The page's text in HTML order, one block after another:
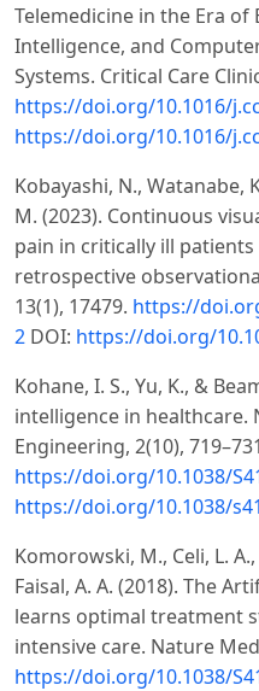
Telemedicine in the Era of
Intelligence, and
Systems. Critical Care
https://doi.org/10.1016/
https://doi.org/10.1016/
Kobayashi, N., Watanabe,
M. (2023). Continuous
pain in critically ill
retrospective
13(1), 17479. https://
2 DOI: https://doi.org/
Kohane, I. S., Yu, K., &
intelligence in healthcare.
Engineering, 2(10),
https://doi.org/10.1038/
https://doi.org/10.1038/
Komorowski, M., Celi, L.
Faisal, A. A. (2018). The
learns optimal treatment
intensive care. Nature
https://doi.org/10.1038/